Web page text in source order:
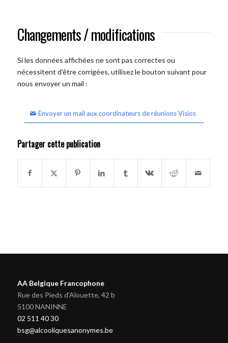
Changements / modifications
Si les données affichées ne sont pas correctes ou
nécessitent d'être corrigées, utilisez le bouton suivant pour
nous envoyer un mail :
Envoyer un mail aux coordinateurs de réunions Visios
Partager cette publication
AA Belgique Francophone
Rue des Pieds d'Alouette, 42 b
5100 NANINNE
02 511 40 30
bsg@alcooliquesanonymes.be